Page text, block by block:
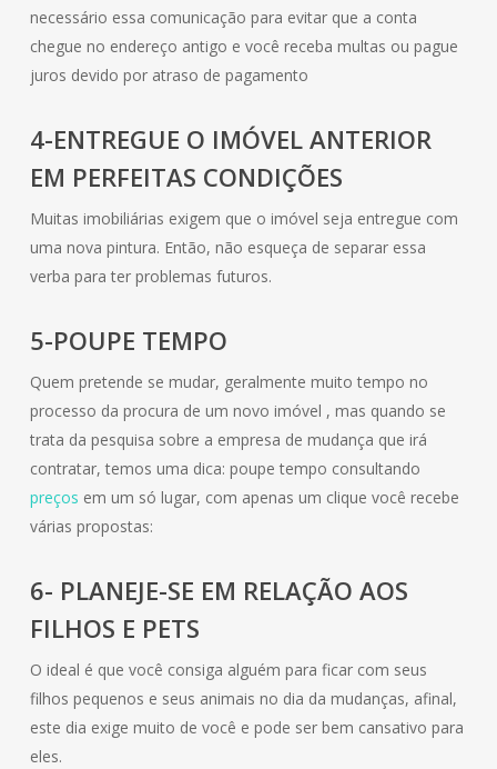
necessário essa comunicação para evitar que a conta
chegue no endereço antigo e você receba multas ou pague
juros devido por atraso de pagamento
4-ENTREGUE O IMÓVEL ANTERIOR
EM PERFEITAS CONDIÇÕES
Muitas imobiliárias exigem que o imóvel seja entregue com
uma nova pintura. Então, não esqueça de separar essa
verba para ter problemas futuros.
5-POUPE TEMPO
Quem pretende se mudar, geralmente muito tempo no
processo da procura de um novo imóvel , mas quando se
trata da pesquisa sobre a empresa de mudança que irá
contratar, temos uma dica: poupe tempo consultando
preços em um só lugar, com apenas um clique você recebe
várias propostas:
6- PLANEJE-SE EM RELAÇÃO AOS
FILHOS E PETS
O ideal é que você consiga alguém para ficar com seus
filhos pequenos e seus animais no dia da mudanças, afinal,
este dia exige muito de você e pode ser bem cansativo para
eles.